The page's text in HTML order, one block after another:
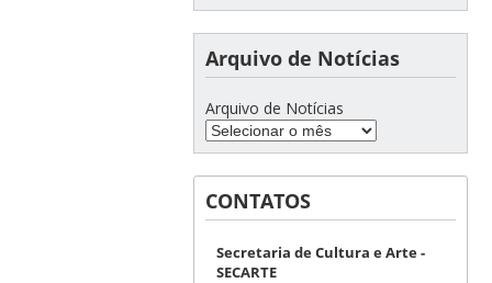
Arquivo de Notícias
Arquivo de Notícias
CONTATOS
Secretaria de Cultura e Arte -
SECARTE